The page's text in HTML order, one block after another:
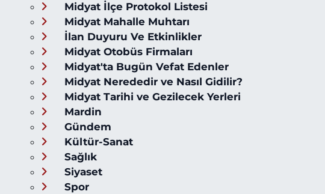
Midyat İlçe Protokol Listesi
Midyat Mahalle Muhtarı
İlan Duyuru Ve Etkinlikler
Midyat Otobüs Firmaları
Midyat'ta Bugün Vefat Edenler
Midyat Nerededir ve Nasıl Gidilir?
Midyat Tarihi ve Gezilecek Yerleri
Mardin
Gündem
Kültür-Sanat
Sağlık
Siyaset
Spor